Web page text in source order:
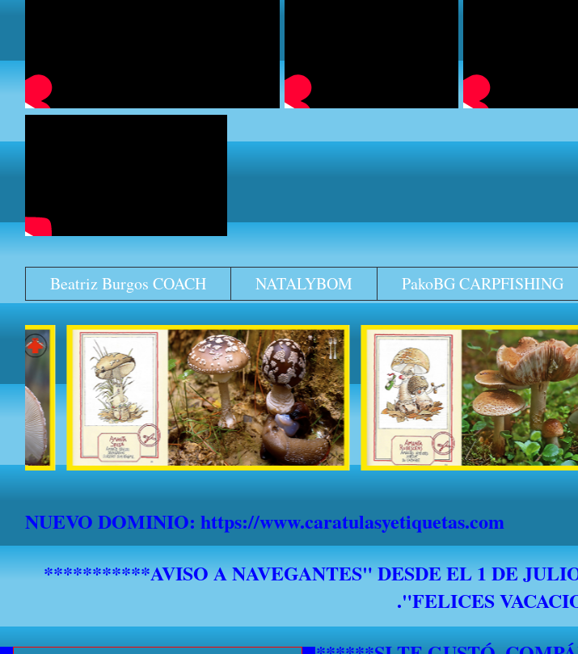
Beatriz Burgos COACH NATALYBOM PakoBG CARPFISHING
NUEVO DOMINIO: https://www.caratulasyetiquetas.com